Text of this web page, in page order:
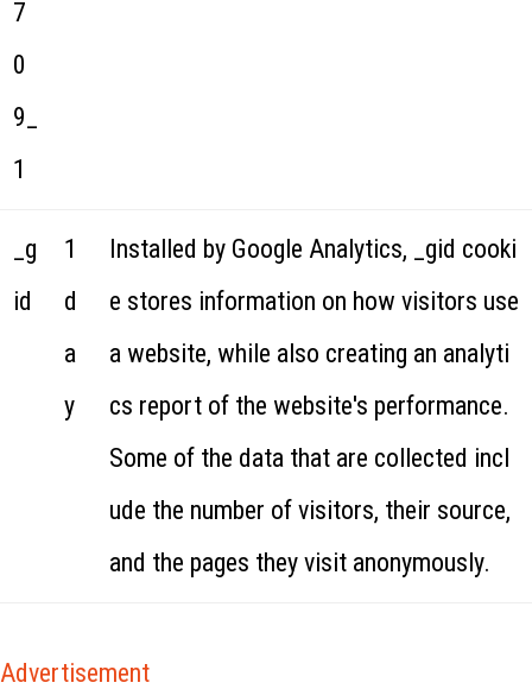
7
0
9_
1
_g
id
1
d
a
y
Installed by Google Analytics, _gid cooki
e stores information on how visitors use
a website, while also creating an analyti
cs report of the website's performance.
Some of the data that are collected incl
ude the number of visitors, their source,
and the pages they visit anonymously.
Advertisement